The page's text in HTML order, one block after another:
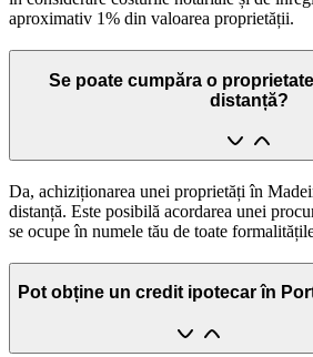
aproximativ 1% din valoarea proprietății.
Se poate cumpăra o
distanță?
Da, achiziționarea unei proprietăți în
distanță. Este posibilă acordarea unei
se ocupe în numele tău de toate
Pot obține un credit ipotecar în